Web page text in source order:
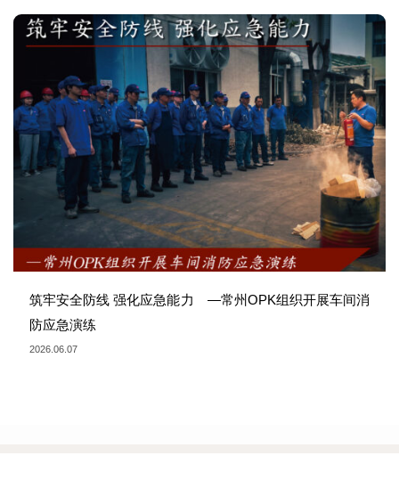
筑牢安全防线 强化应急能力 —常州OPK组织开展车间消
防应急演练
2026.06.07